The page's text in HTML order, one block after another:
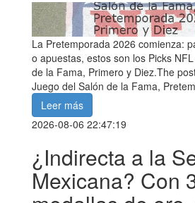
La Pretemporada 2026 comienza:
o apuestas, estos son los Picks
de la Fama, Primero y Diez.The
Juego del Salón de la Fama,
Leer más
2026-08-06 22:47:19
¿Indirecta a la
Mexicana? Con